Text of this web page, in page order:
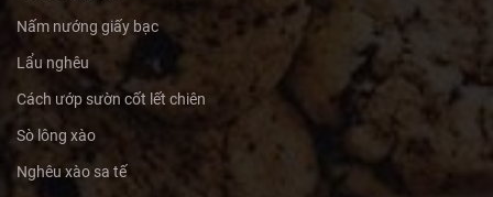
Nấm nướng giấy bạc
Lẩu nghêu
Cách ướp sườn cốt lết chiên
Sò lông xào
Nghêu xào sa tế